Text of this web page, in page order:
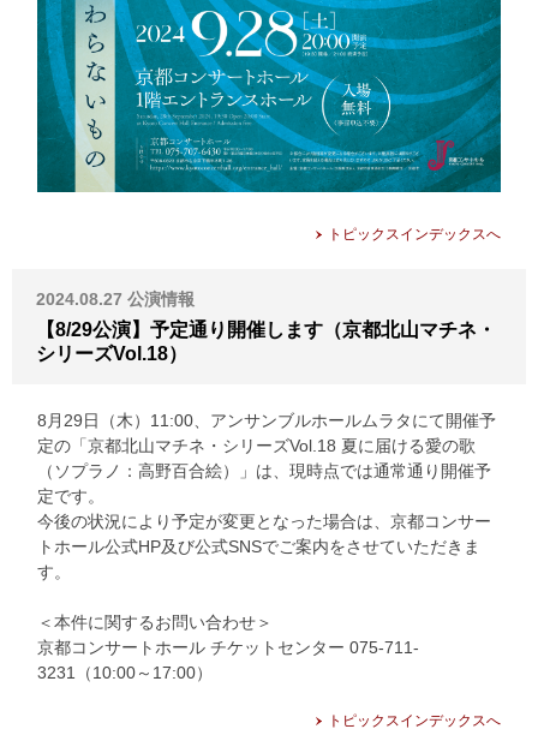
トピックスインデックスへ
2024.08.27 公演情報
【8/29公演】予定通り開催します（京都北山マチネ・
シリーズVol.18）
8月29日（木）11:00、アンサンブルホールムラタにて開催予
定の「京都北山マチネ・シリーズVol.18 夏に届ける愛の歌
（ソプラノ：高野百合絵）」は、現時点では通常通り開催予
定です。
今後の状況により予定が変更となった場合は、京都コンサー
トホール公式HP及び公式SNSでご案内をさせていただきま
す。
＜本件に関するお問い合わせ＞
京都コンサートホール チケットセンター 075-711-
3231（10:00～17:00）
トピックスインデックスへ